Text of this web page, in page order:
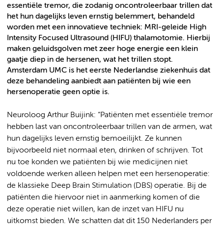
essentiële tremor, die zodanig oncontroleerbaar trillen dat
het hun dagelijks leven ernstig belemmert, behandeld
worden met een innovatieve techniek: MRI-geleide High
Intensity Focused Ultrasound (HIFU) thalamotomie. Hierbij
maken geluidsgolven met zeer hoge energie een klein
gaatje diep in de hersenen, wat het trillen stopt.
Amsterdam UMC is het eerste Nederlandse ziekenhuis dat
deze behandeling aanbiedt aan patiënten bij wie een
hersenoperatie geen optie is.
Neuroloog Arthur Buijink: “Patiënten met essentiële tremor
hebben last van oncontroleerbaar trillen van de armen, wat
hun dagelijks leven ernstig bemoeilijkt. Ze kunnen
bijvoorbeeld niet normaal eten, drinken of schrijven. Tot
nu toe konden we patiënten bij wie medicijnen niet
voldoende werken alleen helpen met een hersenoperatie:
de klassieke Deep Brain Stimulation (DBS) operatie. Bij de
patiënten die hiervoor niet in aanmerking komen of die
deze operatie niet willen, kan de inzet van HIFU nu
uitkomst bieden. We schatten dat dit 150 Nederlanders per